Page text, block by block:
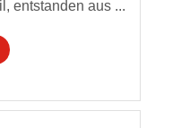
entstanden aus ...